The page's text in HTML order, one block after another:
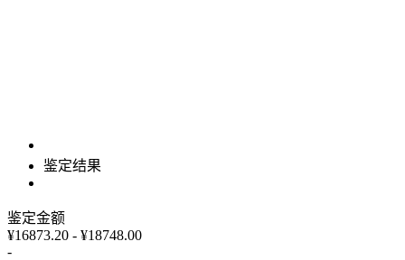
鉴定结果
鉴定金额
¥16873.20 - ¥18748.00
-